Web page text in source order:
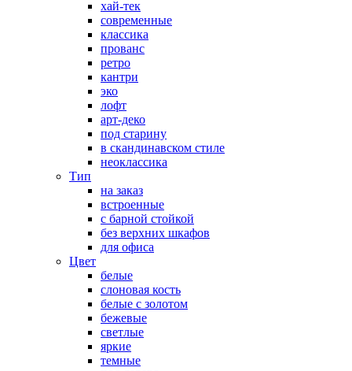
хай-тек
современные
классика
прованс
ретро
кантри
эко
лофт
арт-деко
под старину
в скандинавском стиле
неоклассика
Тип
на заказ
встроенные
с барной стойкой
без верхних шкафов
для офиса
Цвет
белые
слоновая кость
белые с золотом
бежевые
светлые
яркие
темные